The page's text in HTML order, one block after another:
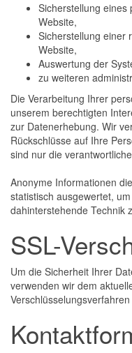
Sicherstellung eines
Website,
Sicherstellung einer
Website,
Auswertung der
zu weiteren
Die Verarbeitung Ihrer
unserem berechtigten
zur Datenerhebung. Wir
Rückschlüsse auf Ihre
sind nur die
Anonyme Informationen
statistisch ausgewertet,
dahinterstehende Technik
SSL-
Um die Sicherheit Ihrer
verwenden wir dem